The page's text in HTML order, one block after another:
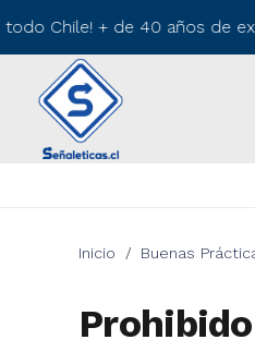
Chile! + de 40 años de
Inicio / Buenas